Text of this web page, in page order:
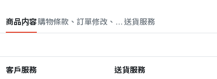
商品内容購物條款、訂單修改、取消與退款政策
送貨服務
客戶服務 送貨服務